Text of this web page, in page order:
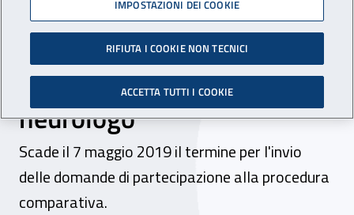
comparativa per il
conferimento di n.2
incarichi di medico
neurologo
Scade il 7 maggio 2019 il termine per l'invio
delle domande di partecipazione alla procedura
comparativa.
IMPOSTAZIONI DEI COOKIE
RIFIUTA I COOKIE NON TECNICI
ACCETTA TUTTI I COOKIE